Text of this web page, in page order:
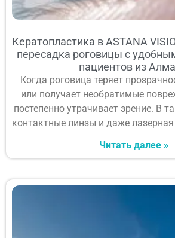
Кератопластика в ASTANA
пересадка роговицы с
пациентов из
Когда роговица теряет
или получает необратимые
постепенно утрачивает зрение. В
контактные линзы и даже
Читать далее »